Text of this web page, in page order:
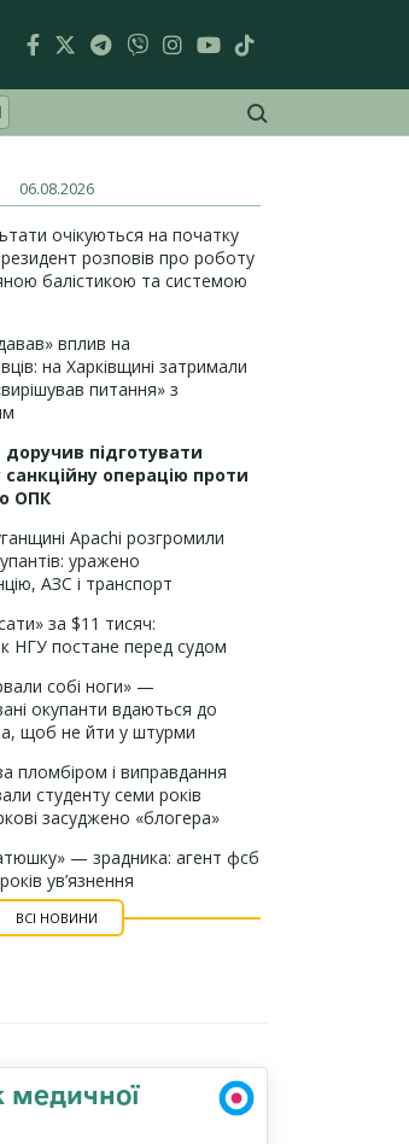
06.08.2026
очікуються на початку
розповів про роботу
балістикою та системою
вплив на
на Харківщині затримали
питання» з
підготувати
санкційну операцію проти
ОПК
Apachi розгромили
уражено
АЗС і транспорт
за $11 тисяч:
НГУ постане перед судом
собі ноги» —
окупанти вдаються до
щоб не йти у штурми
пломбіром і виправдання
студенту семи років
засуджено «блогера»
— зрадника: агент фсб
ув’язнення
ВСІ НОВИНИ
медичної